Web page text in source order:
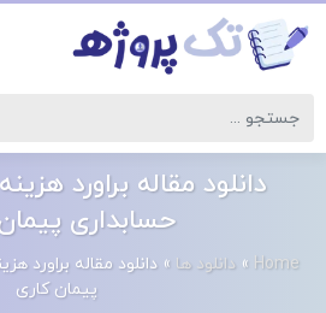
دانلود مقاله براورد
حسابداری
Home
» دانلود ها » دانلود مقاله براورد
پیمان کاری